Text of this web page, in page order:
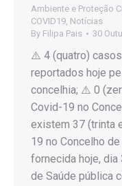
Ambiente e Proteção
COVID19, Notícias
By Filipa Pais 30
⚠️ 4 (quatro)
reportados hoje
concelhia; ⚠️ 0
Covid-19 no
existem 37 (trinta
19 no Concelho
fornecida hoje, dia
de Saúde pública